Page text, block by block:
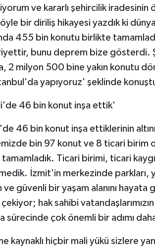
ve kararlı şehircilik iradesinin
bir diriliş hikayesi yazdık ki
455 bin konutu birlikte
bunu deprem bize gösterdi.
2 milyon 500 bine yakın konutu
yapıyoruz' şeklinde
46 bin konut inşa ettik'
46 bin konut inşa ettiklerinin
bin 97 konut ve 8 ticari birim
Ticari birimi, ticari
İzmit'in merkezinde parkları,
ve güvenli bir yaşam alanını
çekiyor; hak sahibi
sürecinde çok önemli bir adımı
kaynaklı hiçbir mali yükü sizlere